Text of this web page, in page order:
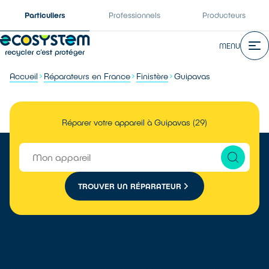
Particuliers Professionnels Producteurs
MENU
Accueil Réparateurs en France Finistère Guipavas
Réparer votre appareil à Guipavas (29)
TROUVER UN RÉPARATEUR